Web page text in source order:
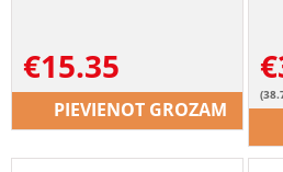
€15.35
PIEVIENOT GROZAM
€